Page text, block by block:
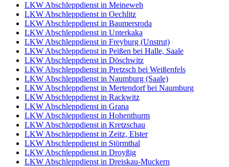
LKW Abschleppdienst in Meineweh
LKW Abschleppdienst in Oechlitz
LKW Abschleppdienst in Baumersroda
LKW Abschleppdienst in Unterkaka
LKW Abschleppdienst in Freyburg (Unstrut)
LKW Abschleppdienst in Peißen bei Halle, Saale
LKW Abschleppdienst in Döschwitz
LKW Abschleppdienst in Pretzsch bei Weißenfels
LKW Abschleppdienst in Naumburg (Saale)
LKW Abschleppdienst in Mertendorf bei Naumburg
LKW Abschleppdienst in Rackwitz
LKW Abschleppdienst in Grana
LKW Abschleppdienst in Hohenthurm
LKW Abschleppdienst in Kretzschau
LKW Abschleppdienst in Zeitz, Elster
LKW Abschleppdienst in Störmthal
LKW Abschleppdienst in Droyßig
LKW Abschleppdienst in Dreiskau-Muckern